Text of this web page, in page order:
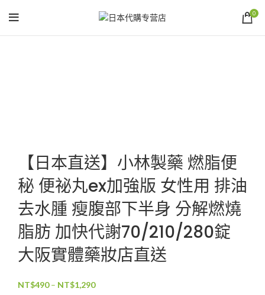
0
【日本直送】小林製藥 燃脂便
秘 便祕丸ex加強版 女性用 排油
去水腫 瘦腹部下半身 分解燃燒
脂肪 加快代謝70/210/280錠
大阪實體藥妝店直送
NT$490 – NT$1,290